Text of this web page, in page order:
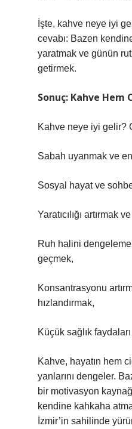
İşte, kahve neye iyi
cevabı: Bazen
yaratmak ve günün
getirmek.
Sonuç: Kahve Hem
Kahve neye iyi gelir?
Sabah uyanmak ve
Sosyal hayat ve
Yaratıcılığı artırmak
Ruh halini
geçmek,
Konsantrasyonu
hızlandırmak,
Küçük sağlık
Kahve, hayatın hem
yanlarını dengeler.
bir motivasyon
kendine kahkaha
İzmir’in sahilinde